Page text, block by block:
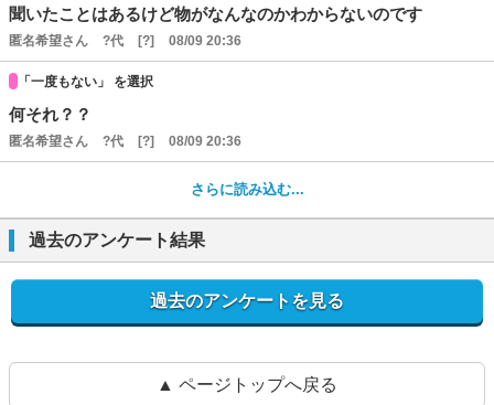
聞いたことはあるけど物がなんなのかわからないのです
匿名希望さん ?代 [?] 08/09 20:36
「一度もない」 を選択
何それ？？
匿名希望さん ?代 [?] 08/09 20:36
さらに読み込む...
過去のアンケート結果
過去のアンケートを見る
▲ ページトップへ戻る